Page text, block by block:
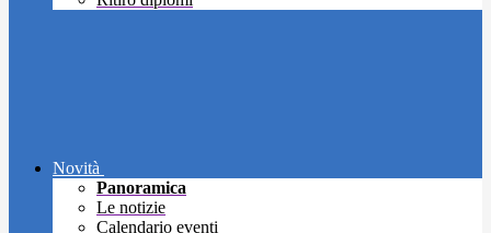
Novità
Panoramica
Le notizie
Calendario eventi